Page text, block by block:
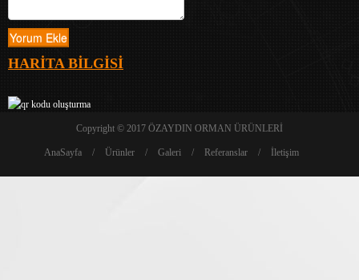
HARİTA BİLGİSİ
Copyright © 2017 ÖZAYDIN ORMAN ÜRÜNLERİ
AnaSayfa / Ürünler / Galeri / Referanslar / İletişim